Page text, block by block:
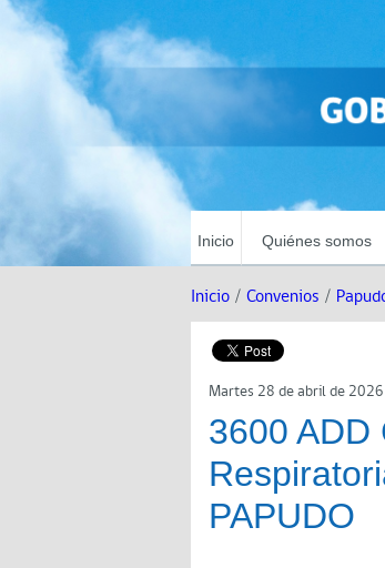
Inicio Quiénes somos
Inicio / Convenios /
Martes 28 de abril de 2026
3600 ADD
PAPUDO